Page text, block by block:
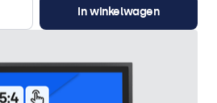
In winkelwagen